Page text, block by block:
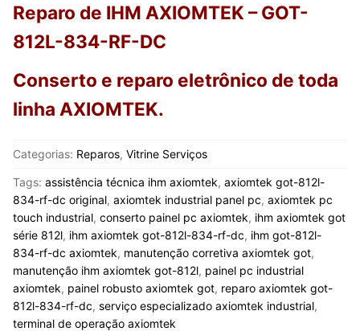
Reparo de IHM AXIOMTEK – GOT-
812L-834-RF-DC
Conserto e reparo eletrônico de toda
linha AXIOMTEK.
Categorias: Reparos, Vitrine Serviços
Tags: assistência técnica ihm axiomtek, axiomtek got-812l-
834-rf-dc original, axiomtek industrial panel pc, axiomtek pc
touch industrial, conserto painel pc axiomtek, ihm axiomtek got
série 812l, ihm axiomtek got-812l-834-rf-dc, ihm got-812l-
834-rf-dc axiomtek, manutenção corretiva axiomtek got,
manutenção ihm axiomtek got-812l, painel pc industrial
axiomtek, painel robusto axiomtek got, reparo axiomtek got-
812l-834-rf-dc, serviço especializado axiomtek industrial,
terminal de operação axiomtek